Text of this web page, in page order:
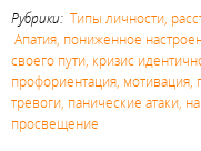
Рубрики: Типы личности,
Апатия, пониженное
своего пути, кризис
профориентация,
тревоги, панические атаки,
просвещение